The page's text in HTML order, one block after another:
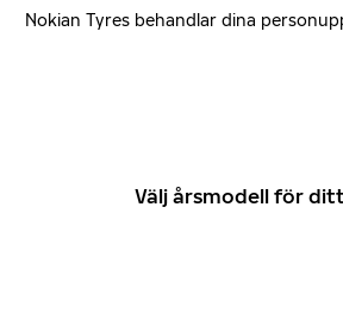
Nokian Tyres behandlar dina
Välj årsmodell för